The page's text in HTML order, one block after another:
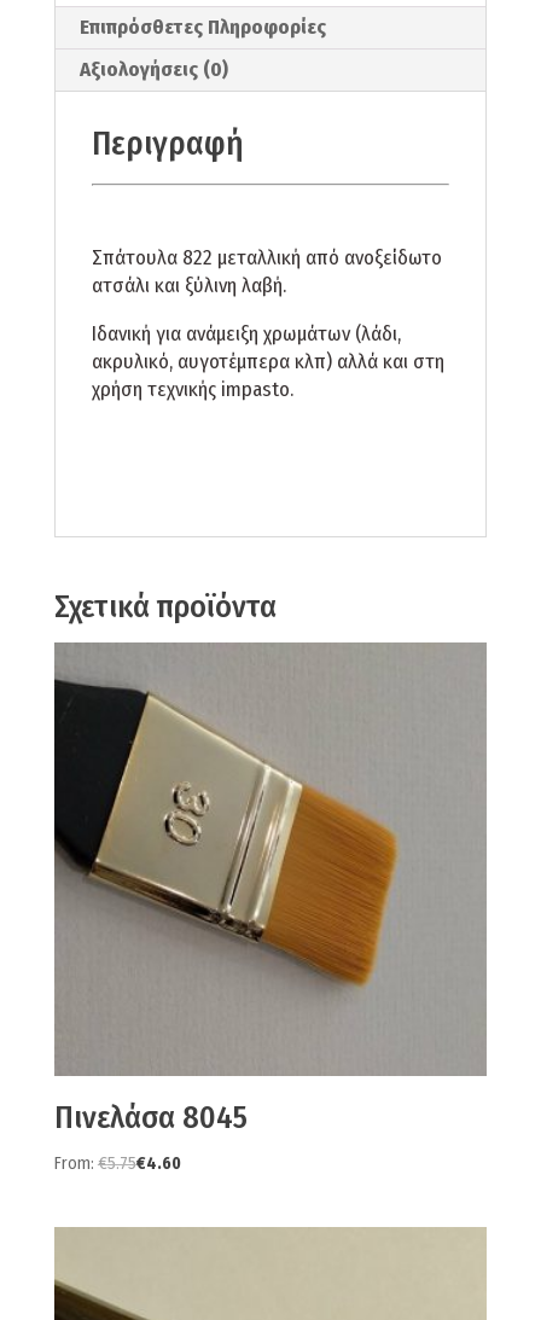
Επιπρόσθετες Πληροφορίες
Αξιολογήσεις (0)
Περιγραφή
Σπάτουλα 822 μεταλλική από ανοξείδωτο
ατσάλι και ξύλινη λαβή.
Ιδανική για ανάμειξη χρωμάτων (λάδι,
ακρυλικό, αυγοτέμπερα κλπ) αλλά και στη
χρήση τεχνικής impasto.
Σχετικά προϊόντα
Πινελάσα 8045
From: €5.75€4.60